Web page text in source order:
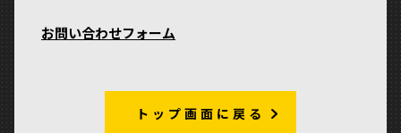
お問い合わせフォーム
トップ画面に戻る